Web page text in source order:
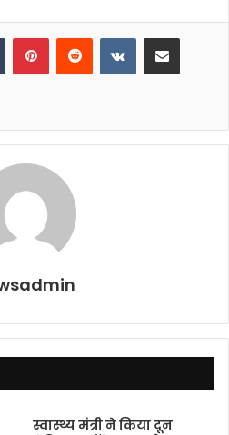
Tumblr PinterestReddit VKontakteShare via Email
स्वास्थ्य मंत्री ने किया दून